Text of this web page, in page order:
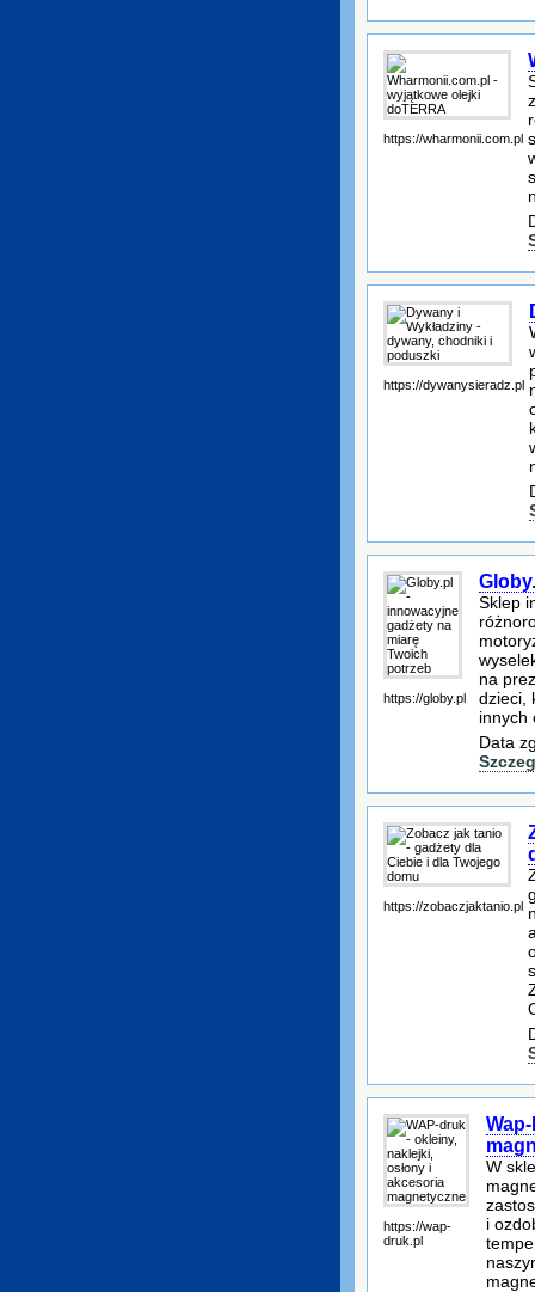
https://wharmonii.com.pl
https://dywanysieradz.pl
https://globy.pl
Sklep
na
dzieci,
innych
Data
https://zobaczjaktanio.pl
https://wap-
druk.pl
W
i